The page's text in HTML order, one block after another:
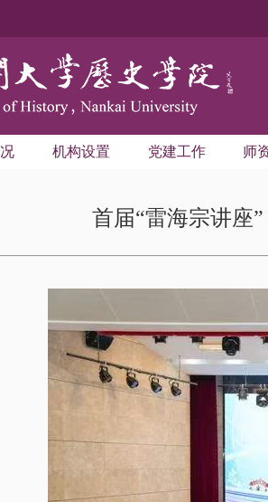
机构设置 党建工作 师
首届“雷海宗讲座”